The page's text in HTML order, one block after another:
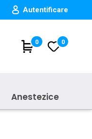
Autentificare
0) 0
Anestezice